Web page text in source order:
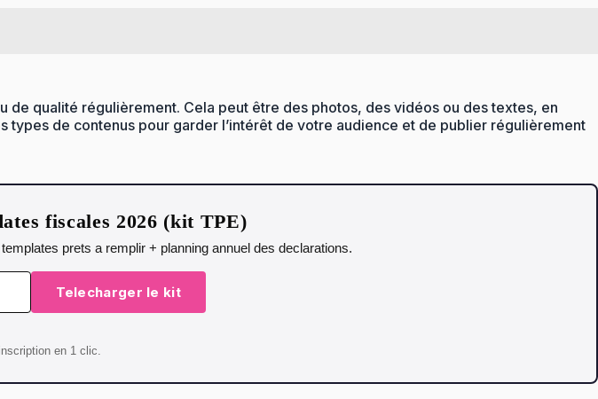
qualité régulièrement. Cela peut être des photos, des vidéos ou des textes, en
de contenus pour garder l’intérêt de votre audience et de publier régulièrement
fiscales 2026 (kit TPE)
prets a remplir + planning annuel des declarations.
Telecharger le kit
en 1 clic.